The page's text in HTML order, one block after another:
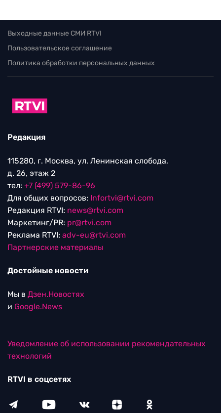
Выходные данные СМИ RTVI
Пользовательское соглашение
Политика обработки персональных данных
Редакция
115280, г. Москва, ул. Ленинская слобода,
д. 26, этаж 2
тел: +7 (499) 579-86-96
Для общих вопросов: Infortvi@rtvi.com
Редакция RTVI: news@rtvi.com
Маркетинг/PR: pr@rtvi.com
Реклама RTVI: adv-eu@rtvi.com
Партнерские материалы
Достойные новости
Мы в Дзен.Новостях
и Google.News
Уведомление об использовании рекомендательных
технологий
RTVI в соцсетях